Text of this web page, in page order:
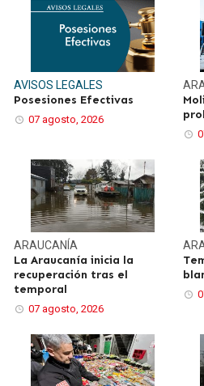
AVISOS LEGALES
Posesiones Efectivas
07 agosto, 2026
ARAUCANÍA
La Araucanía inicia la
recuperación tras el
temporal
07 agosto, 2026